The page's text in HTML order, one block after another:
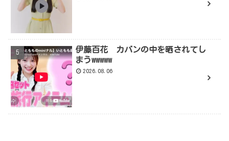
伊藤百花 カバンの中を晒されてし
まうwwwww
2026.08.06